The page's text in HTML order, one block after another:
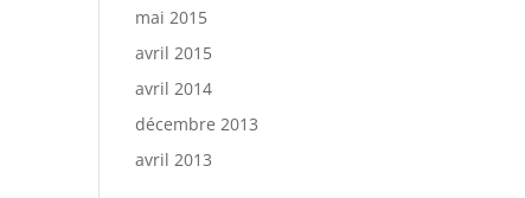
mai 2015
avril 2015
avril 2014
décembre 2013
avril 2013